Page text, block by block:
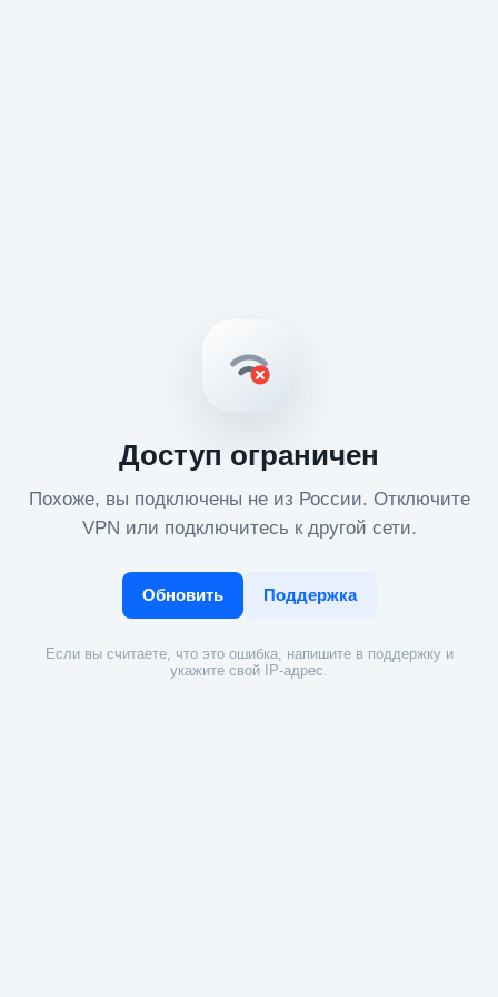
Доступ ограничен
Похоже, вы подключены не из России. Отключите
VPN или подключитесь к другой сети.
Обновить Поддержка
Если вы считаете, что это ошибка, напишите в поддержку и
укажите свой IP-адрес.